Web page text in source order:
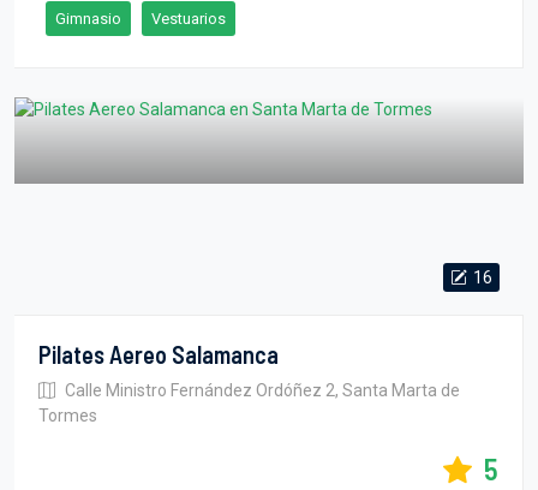
Gimnasio Vestuarios
16
Pilates Aereo Salamanca
Calle Ministro Fernández Ordóñez 2, Santa Marta de
Tormes
5